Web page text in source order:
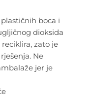
boca i
dioksida
zato je
Ne
jer je